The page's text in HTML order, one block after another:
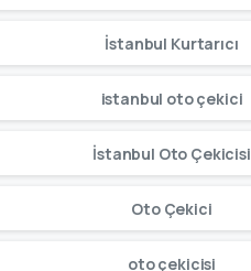
İstanbul Kurtarıcı
istanbul oto çekici
İstanbul Oto Çekicisi
Oto Çekici
oto çekicisi